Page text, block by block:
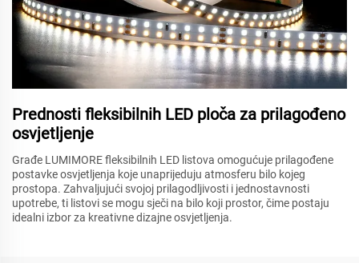
Prednosti fleksibilnih LED ploča za prilagođeno
osvjetljenje
Građe LUMIMORE fleksibilnih LED listova omogućuje prilagođene
postavke osvjetljenja koje unaprijeduju atmosferu bilo kojeg
prostора. Zahvaljujući svojoj prilagodljivosti i jednostavnosti
upotrebe, ti listovi se mogu sječi na bilo koji prostor, čime postaju
idealni izbor za kreativne dizajne osvjetljenja.